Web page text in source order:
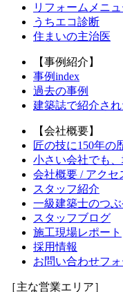
リフォームメニ
うちエコ診断
住まいの主治医
【事例紹介】
事例index
過去の事例
建築誌で紹介さ
【会社概要】
匠の技に150年の
小さい会社でも
会社概要 / アクセ
スタッフ紹介
一級建築士のつぶ
スタッフブログ
施工現場レポート
採用情報
お問い合わせフォ
［主な営業エリア］